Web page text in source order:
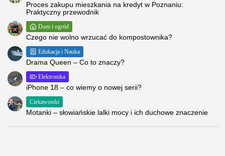
Proces zakupu mieszkania na kredyt w Poznaniu:
Praktyczny przewodnik
Dom i ogród
Czego nie wolno wrzucać do kompostownika?
Edukacja i Nauka
Drama Queen – Co to znaczy?
Elektronika
iPhone 18 – co wiemy o nowej serii?
Ciekawostki
Motanki – słowiańskie lalki mocy i ich duchowe znaczenie